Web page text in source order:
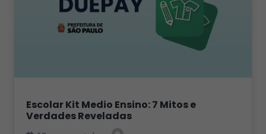
Escolar Kit Medio Ensino: 7 Mitos e
Verdades Reveladas